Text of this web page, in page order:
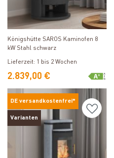
Produkt ansehen
Königshütte SAROS Kaminofen 8
kW Stahl schwarz
Lieferzeit: 1 bis 2 Wochen
2.839,00 €
DE versandkostenfrei*
Varianten